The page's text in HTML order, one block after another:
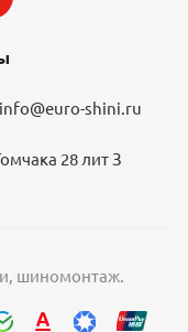
info@euro-shini.ru
28 лит З
шиномонтаж.